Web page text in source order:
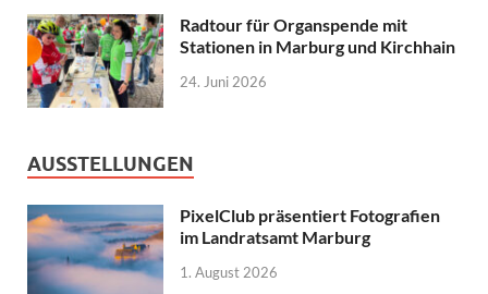
Radtour für Organspende mit
Stationen in Marburg und Kirchhain
24. Juni 2026
AUSSTELLUNGEN
PixelClub präsentiert Fotografien
im Landratsamt Marburg
1. August 2026